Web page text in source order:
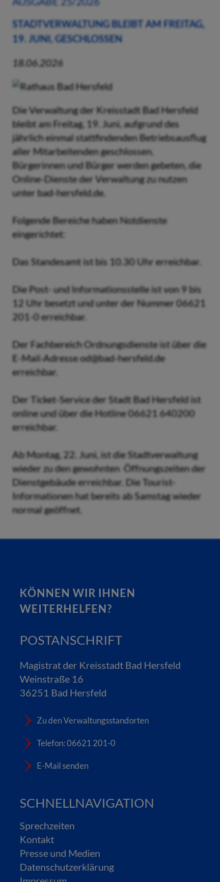
STADTVERWALTUNG BLEIBT AM FREITAG,
19. JUNI, GESCHLOSSEN
18.06.2026
Die Verwaltung der Kreisstadt Bad Hersfeld
bleibt am Freitag, 19. Juni, aufgrund des
jährlich einmal stattfindenden Betriebsausflug
aller Mitarbeitenden geschlossen.
Bürgerinnen und Bürger werden gebeten, die
Online-Dienste der Verwaltung zu nutzen
unter bad-hersfeld.de.
Folgende Bereiche haben Notdienste
eingerichtet:
Das Standesamt ist bis 10.30 Uhr erreichbar.
Die Post- und Informationsstelle ist von 9 bis
12 Uhr besetzt und unter der Nummer 06621
201-0 erreichbar.
Der Fachbereich Ordnungsdienste ist über die
E-Mail-Adresse od@bad-hersfeld.de
erreichbar.
Der Ticket-Service der Stadt Bad Hersfeld ist
online und über die Hotline 06621 640200
erreichbar.
Ab Montag, 22. Juni, ist die Stadtverwaltung
wieder zu den gewohnten Öffnungszeiten der
Dienstgebäude erreichbar. Die Tourist-
Informationen hat bereits ab Samstag wieder
normal geöffnet.
KÖNNEN WIR IHNEN
WEITERHELFEN?
POSTANSCHRIFT
Magistrat der Kreisstadt Bad Hersfeld
Weinstraße 16
36251 Bad Hersfeld
Zu den Verwaltungsstandorten
Telefon: 06621 201-0
E-Mail senden
SCHNELLNAVIGATION
Sprechzeiten
Kontakt
Presse und Medien
Datenschutzerklärung